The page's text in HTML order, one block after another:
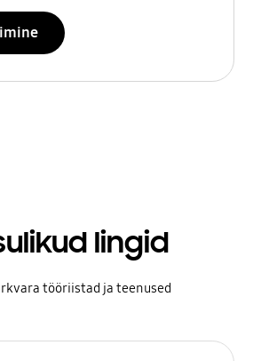
lingid
tööriistad ja teenused